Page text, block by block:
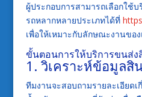
ผู้ประกอบการสามารถเลือกใช้บ
รถหลากหลายประเภทได้ที่
เพื่อให้เหมาะกับลักษณะงานขอ
ขั้นตอนการให้บริการขนส่
1. วิเคราะห์ข้อมูลสิ
ทีมงานจะสอบถามรายละเอียด